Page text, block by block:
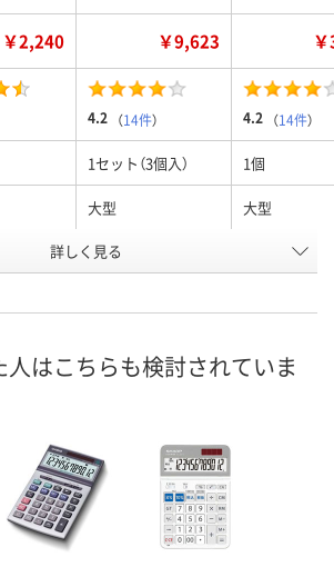
￥2,240 ￥9,623
4.2 （14件） 4.2 （14件）
1セット（3個入） 1個
大型 大型
2333938 2284299
8月8日（土）
ゴへ カゴへ
詳しく見る
人はこちらも検討されていま